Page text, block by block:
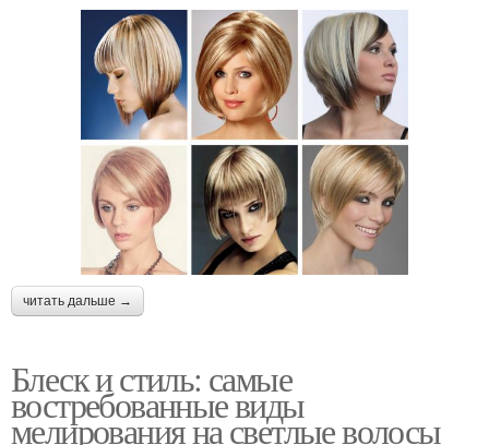
читать дальше →
Блеск и стиль: самые
востребованные виды
мелирования на светлые волосы